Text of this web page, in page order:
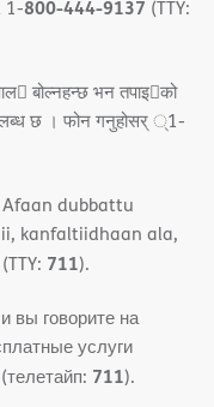
1-800-444-9137 (TTY:
बोल्नहन्छ भन तपाइ􀉍को
छ । फोन गनुहोसर् ्1-
Afaan dubbattu
kanfaltiidhaan ala,
(TTY: 711).
говорите на
услуги
(телетайп: 711).